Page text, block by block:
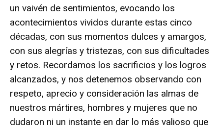
un vaivén de sentimientos, evocando los
acontecimientos vividos durante estas cinco
décadas, con sus momentos dulces y amargos,
con sus alegrías y tristezas, con sus dificultades
y retos. Recordamos los sacrificios y los logros
alcanzados, y nos detenemos observando con
respeto, aprecio y consideración las almas de
nuestros mártires, hombres y mujeres que no
dudaron ni un instante en dar lo más valioso que